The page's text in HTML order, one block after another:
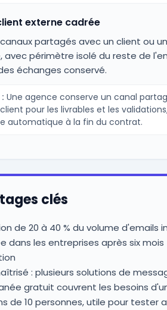
externe cadrée
partagés avec un client ou un
avec périmètre isolé du reste de
échanges conservé.
Une agence conserve un canal
pour les livrables et les
automatique à la fin du contrat.
clés
de 20 à 40 % du volume d'emails
dans les entreprises après six mois
: plusieurs solutions de
gratuit couvrent les besoins
de 10 personnes, utile pour tester